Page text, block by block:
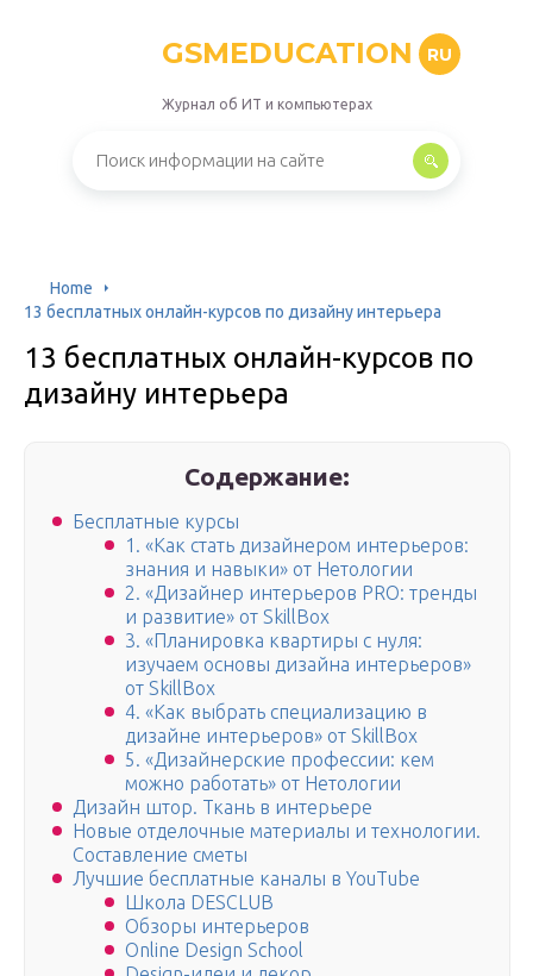
GSMEDUCATION RU
Журнал об ИТ и компьютерах
Home
13 бесплатных онлайн-курсов по дизайну интерьера
13 бесплатных онлайн-курсов по
дизайну интерьера
Содержание:
Бесплатные курсы
1. «Как стать дизайнером интерьеров:
знания и навыки» от Нетологии
2. «Дизайнер интерьеров PRO: тренды
и развитие» от SkillBox
3. «Планировка квартиры с нуля:
изучаем основы дизайна интерьеров»
от SkillBox
4. «Как выбрать специализацию в
дизайне интерьеров» от SkillBox
5. «Дизайнерские профессии: кем
можно работать» от Нетологии
Дизайн штор. Ткань в интерьере
Новые отделочные материалы и технологии.
Составление сметы
Лучшие бесплатные каналы в YouTube
Школа DESCLUB
Обзоры интерьеров
Online Design School